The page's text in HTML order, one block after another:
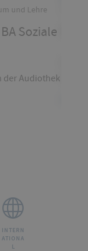
und Lehre
Soziale
der Audiothek
INTERN
ATIONA
L